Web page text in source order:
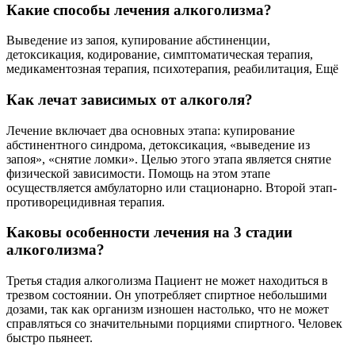
Какие способы лечения алкоголизма?
Выведение из запоя, купирование абстиненции,
детоксикация, кодирование, симптоматическая терапия,
медикаментозная терапия, психотерапия, реабилитация, Ещё
Как лечат зависимых от алкоголя?
Лечение включает два основных этапа: купирование
абстинентного синдрома, детоксикация, «выведение из
запоя», «снятие ломки». Целью этого этапа является снятие
физической зависимости. Помощь на этом этапе
осуществляется амбулаторно или стационарно. Второй этап-
противорецидивная терапия.
Каковы особенности лечения на 3 стадии
алкоголизма?
Третья стадия алкоголизма Пациент не может находиться в
трезвом состоянии. Он употребляет спиртное небольшими
дозами, так как организм изношен настолько, что не может
справляться со значительными порциями спиртного. Человек
быстро пьянеет.